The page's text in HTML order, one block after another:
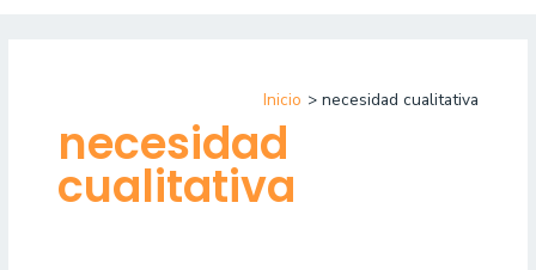
Inicio necesidad cualitativa
necesidad
cualitativa